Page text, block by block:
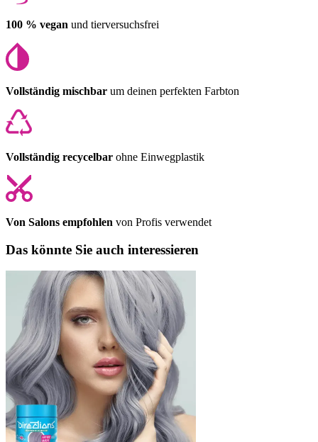
100 % vegan und tierversuchsfrei
Vollständig mischbar um deinen perfekten Farbton
Vollständig recycelbar ohne Einwegplastik
Von Salons empfohlen von Profis verwendet
Das könnte Sie auch interessieren